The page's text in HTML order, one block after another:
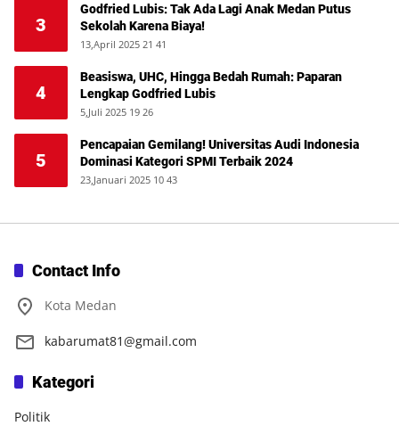
3
Godfried Lubis: Tak Ada Lagi Anak Medan Putus
Sekolah Karena Biaya!
13,April 2025 21 41
4
Beasiswa, UHC, Hingga Bedah Rumah: Paparan
Lengkap Godfried Lubis
5,Juli 2025 19 26
5
Pencapaian Gemilang! Universitas Audi Indonesia
Dominasi Kategori SPMI Terbaik 2024
23,Januari 2025 10 43
Contact Info
Kota Medan
kabarumat81@gmail.com
Kategori
Politik